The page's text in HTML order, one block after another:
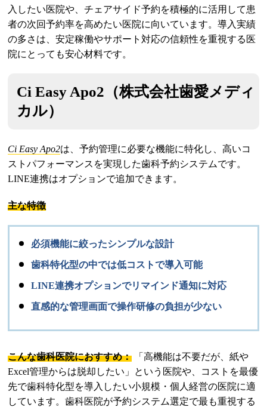
入したい医院や、チェアサイド予約を積極的に活用して患
者の次回予約率を高めたい医院に向いています。導入実績
の多さは、安定稼働やサポート対応の信頼性を重視する医
院にとっても安心材料です。
Ci Easy Apo2（株式会社歯愛メディ
カル）
Ci Easy Apo2は、予約管理に必要な機能に特化し、高いコ
ストパフォーマンスを実現した歯科予約システムです。
LINE連携はオプションで追加できます。
主な特徴
必須機能に絞ったシンプルな設計
歯科特化型の中では低コストで導入可能
LINE連携オプションでリマインド通知に対応
直感的な管理画面で操作研修の負担が少ない
こんな歯科医院におすすめ： 「高機能は不要だが、紙や
Excel管理からは脱却したい」という医院や、コストを最優
先で歯科特化型を導入したい小規模・個人経営の医院に適
しています。歯科医院が予約システム選定で最も重視する